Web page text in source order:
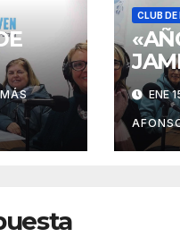
CLUB DE
ELENE